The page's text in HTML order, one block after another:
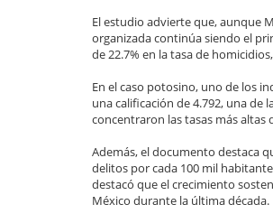
El estudio advierte que, aunque
organizada continúa siendo el
de 22.7% en la tasa de
En el caso potosino, uno de los
una calificación de 4.792, una de
concentraron las tasas más
Además, el documento destaca
delitos por cada 100 mil
destacó que el crecimiento
México durante la última década.